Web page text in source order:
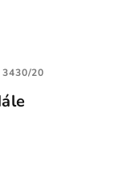
3430/20